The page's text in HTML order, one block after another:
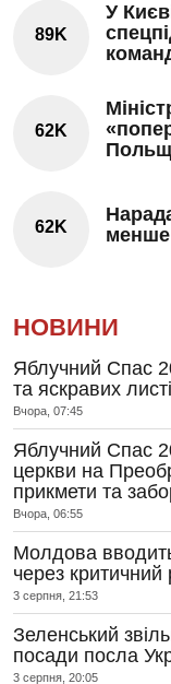
89K
У
62K
62K
менше
НОВИНИ
Яблучний Спас
та яскравих
Вчора, 07:45
Яблучний Спас
церкви на
прикмети та
Вчора, 06:55
Молдова
через критичний
3 серпня, 21:53
Зеленський
посади посла
3 серпня, 20:05